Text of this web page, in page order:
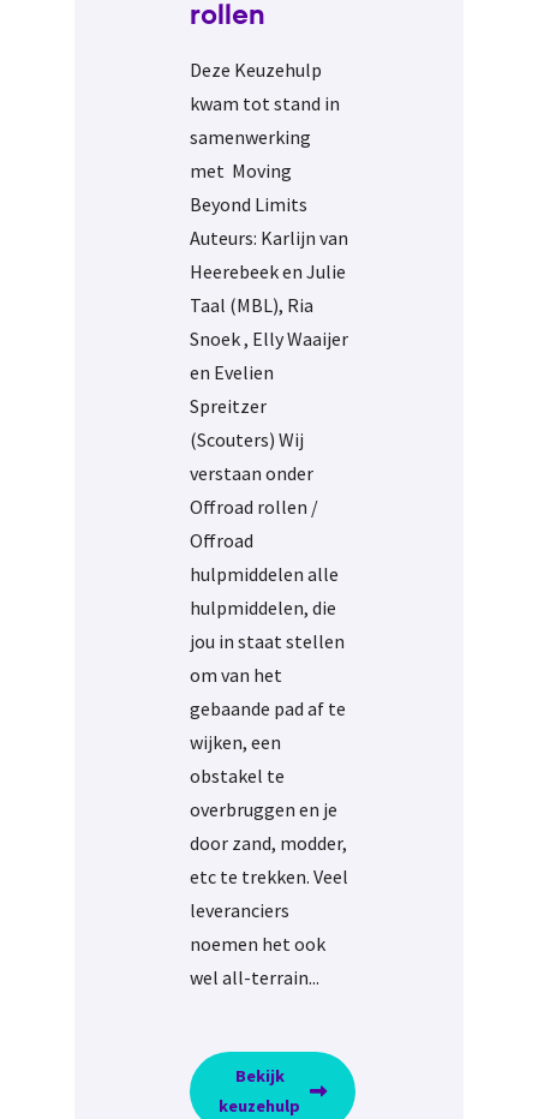
rollen
Deze Keuzehulp
kwam tot stand in
samenwerking
met Moving
Beyond Limits
Auteurs: Karlijn van
Heerebeek en Julie
Taal (MBL), Ria
Snoek , Elly Waaijer
en Evelien
Spreitzer
(Scouters) Wij
verstaan onder
Offroad rollen /
Offroad
hulpmiddelen alle
hulpmiddelen, die
jou in staat stellen
om van het
gebaande pad af te
wijken, een
obstakel te
overbruggen en je
door zand, modder,
etc te trekken. Veel
leveranciers
noemen het ook
wel all-terrain...
Bekijk
keuzehulp